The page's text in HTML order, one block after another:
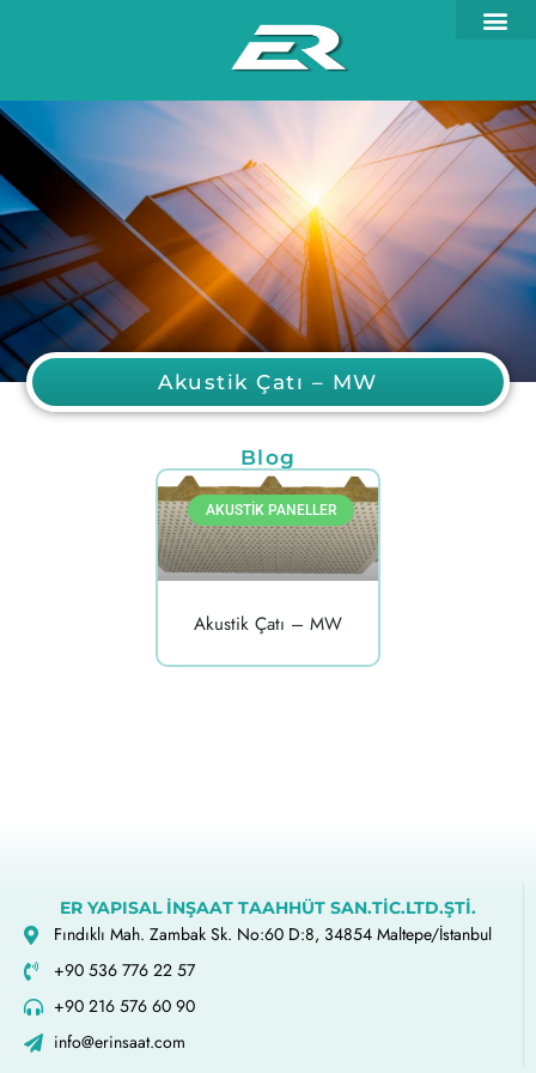
Akustik Çatı – MW
Blog
AKUSTIK PANELLER
Akustik Çatı – MW
ER YAPISAL İNŞAAT TAAHHÜT SAN.TİC.LTD.ŞTİ.
Fındıklı Mah. Zambak Sk. No:60 D:8, 34854 Maltepe/İstanbul
+90 536 776 22 57
+90 216 576 60 90
info@erinsaat.com